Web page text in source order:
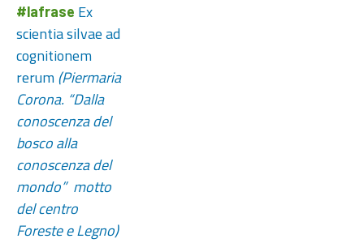
#lafrase Ex
scientia silvae ad
cognitionem
rerum(Piermaria
Corona. “Dalla
conoscenza del
bosco alla
conoscenza del
mondo” motto
del centro
Foreste e Legno)